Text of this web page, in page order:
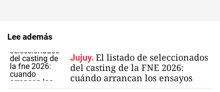
Lee además
Jujuy. El listado de seleccionados
del casting de la FNE 2026:
cuándo arrancan los ensayos